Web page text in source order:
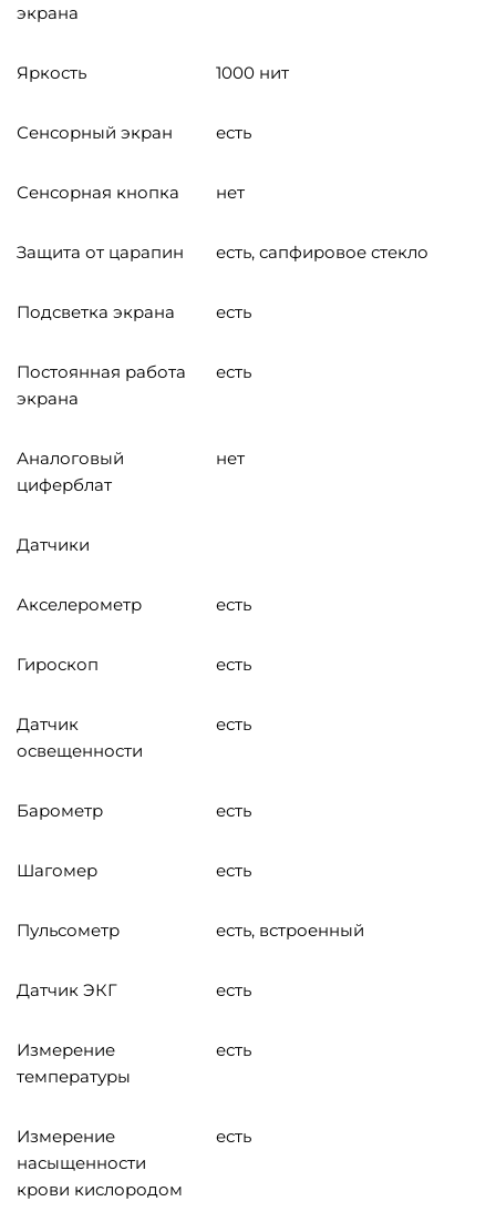
экрана
Яркость 1000 нит
Сенсорный экран есть
Сенсорная кнопка нет
Защита от царапин есть, сапфировое стекло
Подсветка экрана есть
Постоянная работа
экрана
есть
Аналоговый
циферблат
нет
Датчики
Акселерометр есть
Гироскоп есть
Датчик
освещенности
есть
Барометр есть
Шагомер есть
Пульсометр есть, встроенный
Датчик ЭКГ есть
Измерение
температуры
есть
Измерение
насыщенности
крови кислородом
есть